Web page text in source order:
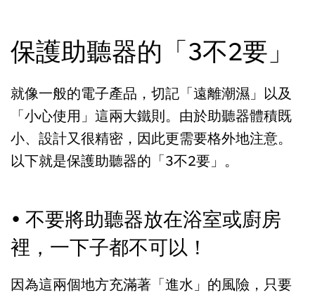
保護助聽器的「3不2要」
就像一般的電子產品，切記「遠離潮濕」以及
「小心使用」這兩大鐵則。由於助聽器體積既
小、設計又很精密，因此更需要格外地注意。
以下就是保護助聽器的「3不2要」。
• 不要將助聽器放在浴室或廚房
裡，一下子都不可以！
因為這兩個地方充滿著「進水」的風險，只要